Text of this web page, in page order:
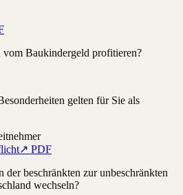
vom Baukindergeld profitieren?
gelten für Sie als
↗ PDF
der beschränkten zur unbeschränkten
wechseln?